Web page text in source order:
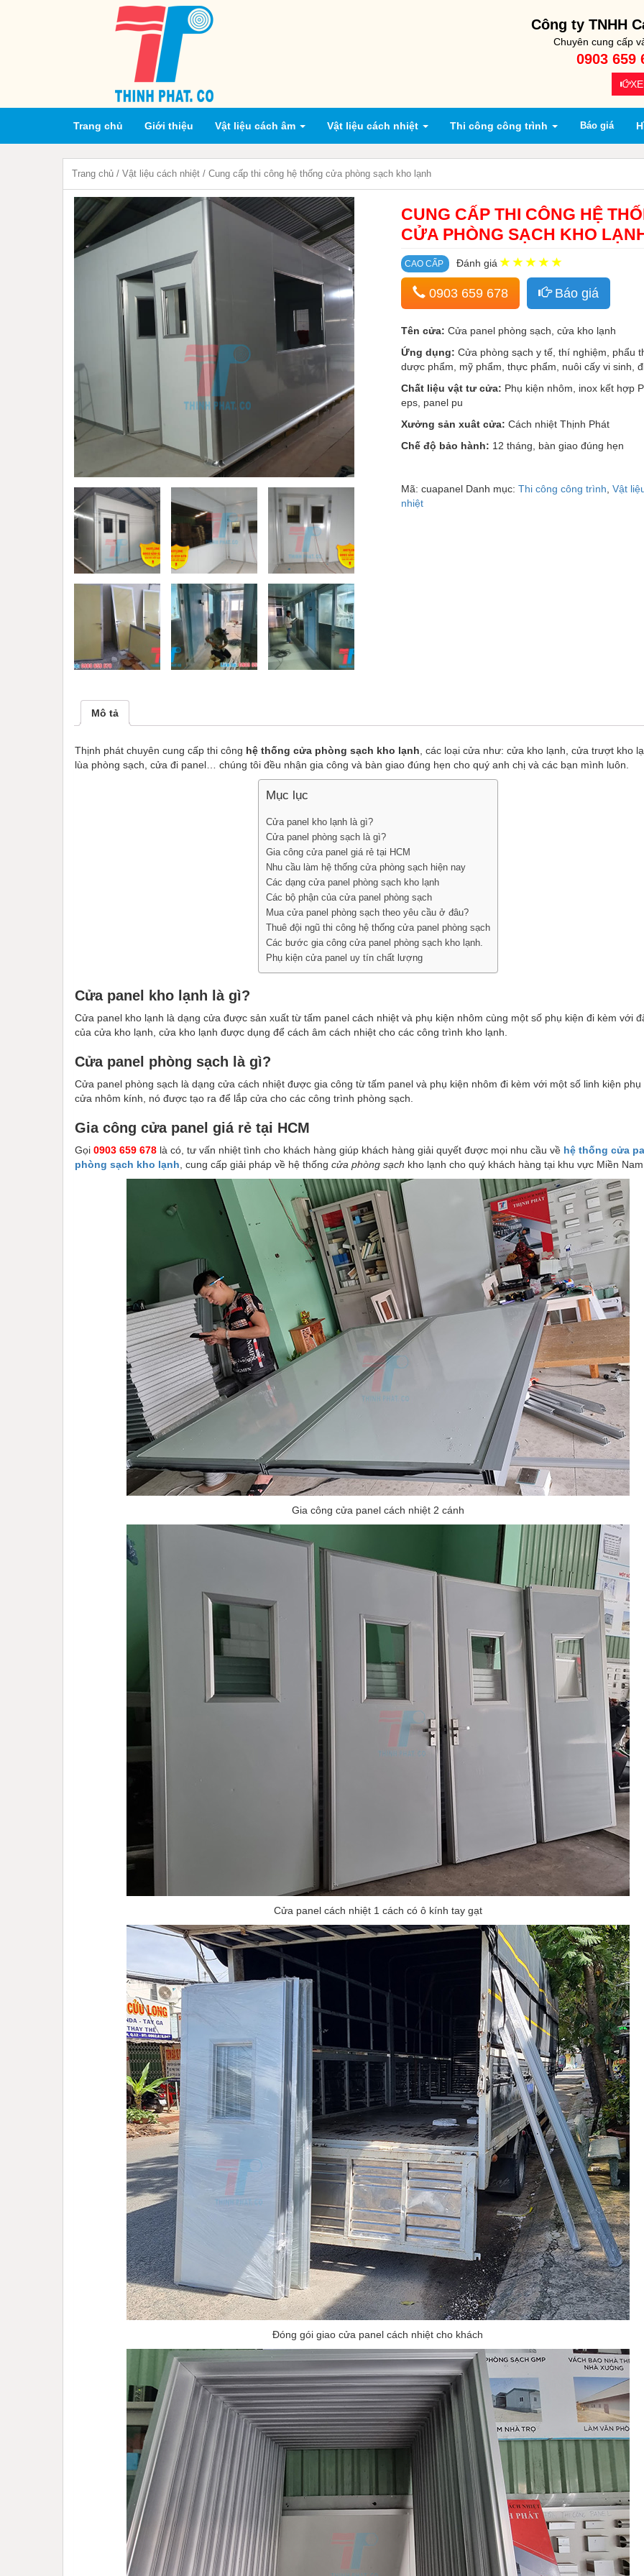
Công ty TNHH
Chuyên cung cấp
0903 659
Trang chủ (current)
Giới thiệu Vật liệu cách âm Vật liệu cách nhiệt Thi công công trình Báo giá
Trang chủ / Vật liệu cách nhiệt / Cung cấp thi công hệ thống cửa phòng sạch kho lạnh
CUNG CẤP THI CÔNG HỆ
CỬA PHÒNG SẠCH KHO
CAO CẤP Đánh giá
0903 659 678 Báo giá
Tên cửa:Cửa panel phòng sạch, cửa kho lạnh
Ứng dụng: Cửa phòng sạch y tế, thí nghiệm, phẩu
dược phẩm, mỹ phẩm, thực phẩm, nuôi cấy vi sinh,
Chất liệu vật tư cửa: Phụ kiện nhôm, inox kết hợp
eps, panel pu
Xưởng sản xuât cửa: Cách nhiệt Thịnh Phát
Chế độ bảo hành: 12 tháng, bàn giao đúng hẹn
Mã:cuapanel Danh mục:Thi công công trình ,Vật
nhiệt
Mô tả
Thịnh phát chuyên cung cấp thi công hệ thống cửa phòng sạch kho lạnh , các loại cửa như: cửa kho lạnh, cửa trượt kho
lùa phòng sạch, cửa đi panel… chúng tôi đều nhận gia công và bàn giao đúng hẹn cho quý anh chị và các bạn mình luôn.
Mục lục
Cửa panel kho lạnh là gì?
Cửa panel phòng sạch là gì?
Gia công cửa panel giá rẻ tại HCM
Nhu cầu làm hệ thống cửa phòng sạch hiện nay
Các dạng cửa panel phòng sạch kho lạnh
Các bộ phận của cửa panel phòng sạch
Mua cửa panel phòng sạch theo yêu cầu ở đâu?
Thuê đội ngũ thi công hệ thống cửa panel phòng sạch
Các bước gia công cửa panel phòng sạch kho lạnh.
Phụ kiện cửa panel uy tín chất lượng
Cửa panel kho lạnh là gì?
Cửa panel kho lạnh là dạng cửa được sản xuất từ tấm panel cách nhiệt và phụ kiện nhôm cùng một số phụ kiện đi kèm với
của cửa kho lạnh, cửa kho lạnh được dụng để cách âm cách nhiệt cho các công trình kho lạnh.
Cửa panel phòng sạch là gì?
Cửa panel phòng sạch là dạng cửa cách nhiệt được gia công từ tấm panel và phụ kiện nhôm đi kèm với một số linh kiện phụ
cửa nhôm kính, nó được tạo ra để lắp cửa cho các công trình phòng sạch.
Gia công cửa panel giá rẻ tại HCM
Gọi 0903 659 678 là có, tư vấn nhiệt tình cho khách hàng giúp khách hàng giải quyết được mọi nhu cầu về hệ thống cửa
phòng sạch kho lạnh , cung cấp giải pháp về hệ thống cửa phòng sạch kho lạnh cho quý khách hàng tại khu vực Miền Nam.
Gia công cửa panel cách nhiệt 2 cánh
Cửa panel cách nhiệt 1 cách có ô kính tay gạt
Đóng gói giao cửa panel cách nhiệt cho khách